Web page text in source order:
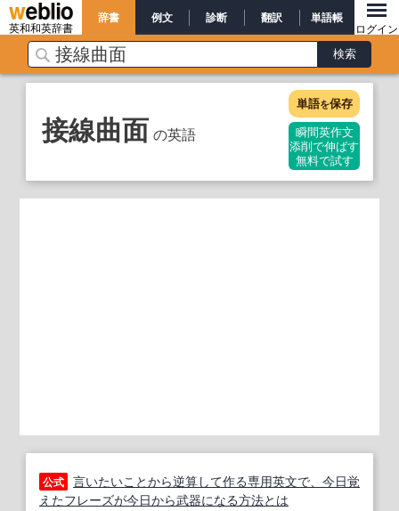
英和和英辞書
辞書 例文 診断 翻訳 単語帳
ログイン
接線曲面 の英語
単語を保存
瞬間英作文
添削で伸ばす
無料で試す
公式 言いたいことから逆算して作る専用英文で、今日覚
えたフレーズが今日から武器になる方法とは